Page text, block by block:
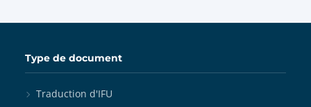
Type de document
Traduction d'IFU